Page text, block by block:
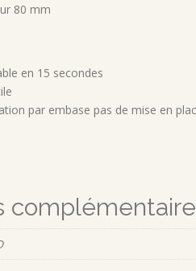
80 mm
en 15 secondes
par embase pas de mise en